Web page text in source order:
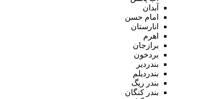
آبدان
امام حسن
انارستان
اهرم
برازجان
بردخون
بندردیر
بندردیلم
بندر ریگ
بندر کنگان